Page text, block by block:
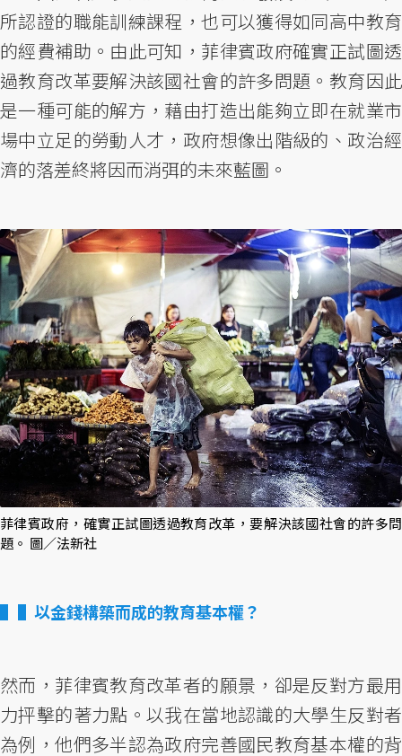
所認證的職能訓練課程，也可以獲得如同高中教育
的經費補助。由此可知，菲律賓政府確實正試圖透
過教育改革要解決該國社會的許多問題。教育因此
是一種可能的解方，藉由打造出能夠立即在就業市
場中立足的勞動人才，政府想像出階級的、政治經
濟的落差終將因而消弭的未來藍圖。
菲律賓政府，確實正試圖透過教育改革，要解決該國社會的許多問
題。 圖／法新社
▌以金錢構築而成的教育基本權？
然而，菲律賓教育改革者的願景，卻是反對方最用
力抨擊的著力點。以我在當地認識的大學生反對者
為例，他們多半認為政府完善國民教育基本權的背